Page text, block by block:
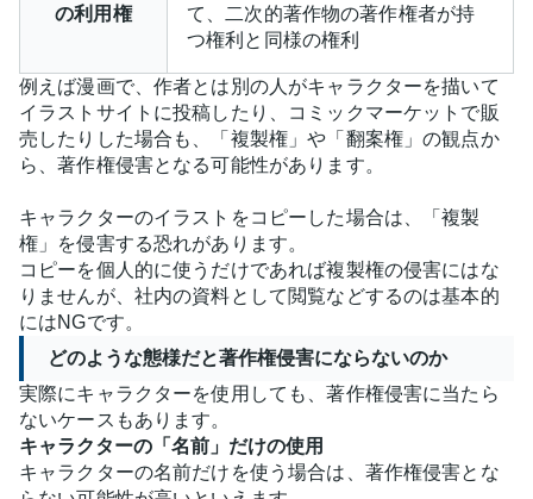
の利用権
て、二次的著作物の著作権者が持
つ権利と同様の権利
例えば漫画で、作者とは別の人がキャラクターを描いて
イラストサイトに投稿したり、コミックマーケットで販
売したりした場合も、「複製権」や「翻案権」の観点か
ら、著作権侵害となる可能性があります。
キャラクターのイラストをコピーした場合は、「複製
権」を侵害する恐れがあります。
コピーを個人的に使うだけであれば複製権の侵害にはな
りませんが、社内の資料として閲覧などするのは基本的
にはNGです。
どのような態様だと著作権侵害にならないのか
実際にキャラクターを使用しても、著作権侵害に当たら
ないケースもあります。
キャラクターの「名前」だけの使用
キャラクターの名前だけを使う場合は、著作権侵害とな